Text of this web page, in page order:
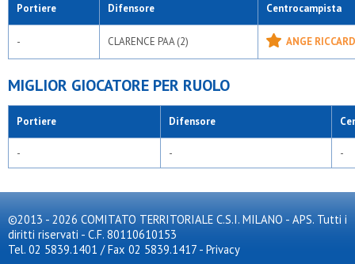
Portiere Difensore Centrocampista
- CLARENCE PAA (2) ANGE
MIGLIOR GIOCATORE PER RUOLO
Portiere Difensore
- - -
©2013 - 2026 COMITATO TERRITORIALE C.S.I. MILANO - APS. Tutti i
diritti riservati - C.F. 80110610153
Tel. 02 5839.1401 / Fax 02 5839.1417 - Privacy